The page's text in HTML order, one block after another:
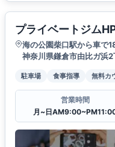
プライベートジム
海の公園柴口駅から車で
神奈川県鎌倉市由比ガ浜
駐車場 食事指導 無料カ
営業時間
月~日